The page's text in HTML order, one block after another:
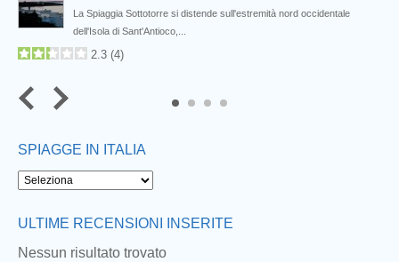
La Spiaggia Sottotorre si distende sull'estremità nord occidentale
dell'Isola di Sant'Antioco,...
2.3 (4)
SPIAGGE IN ITALIA
ULTIME RECENSIONI INSERITE
Nessun risultato trovato